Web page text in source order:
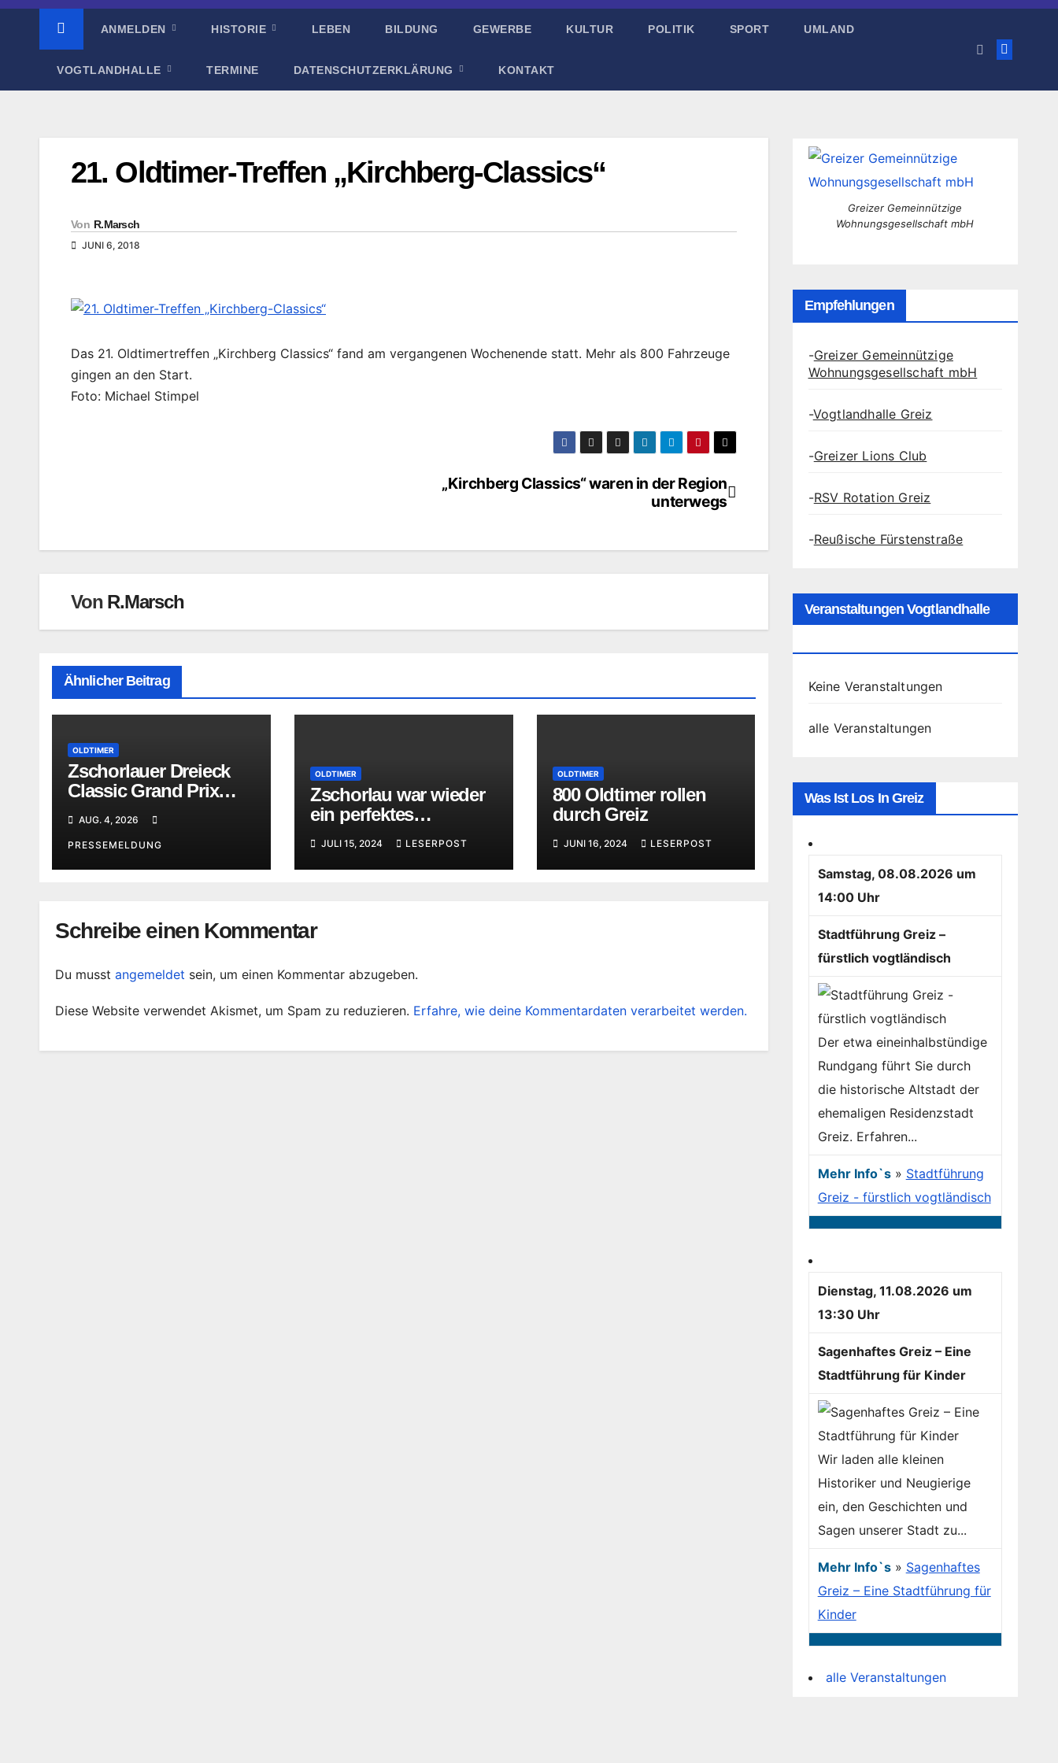
ANMELDEN HISTORIE LEBEN BILDUNG GEWERBE KULTUR POLITIK SPORT UMLAND
VOGTLANDHALLE TERMINE DATENSCHUTZERKLÄRUNG KONTAKT
21. Oldtimer-Treffen „Kirchberg-Classics“
Von R.Marsch
JUNI 6, 2018
Das 21. Oldtimertreffen „Kirchberg Classics“ fand am vergangenen Wochenende statt. Mehr als 800 Fahrzeuge
gingen an den Start.
Foto: Michael Stimpel
„Kirchberg Classics“ waren in der Region
unterwegs
Von R.Marsch
Ähnlicher Beitrag
OLDTIMER
Zschorlauer Dreieck
Classic Grand Prix
aufs nächste Jubiläum
AUG. 4, 2026
PRESSEMELDUNG
OLDTIMER
Zschorlau war wieder
ein perfektes
JULI 15, 2024 LESERPOST
OLDTIMER
800 Oldtimer rollen
durch Greiz
JUNI 16, 2024 LESERPOST
Schreibe einen Kommentar
Du musst angemeldet sein, um einen Kommentar abzugeben.
Diese Website verwendet Akismet, um Spam zu reduzieren. Erfahre, wie deine Kommentardaten verarbeitet werden.
Greizer Gemeinnützige
Wohnungsgesellschaft mbH
Empfehlungen
-Greizer Gemeinnützige
Wohnungsgesellschaft mbH
-Vogtlandhalle Greiz
-Greizer Lions Club
-RSV Rotation Greiz
-Reußische Fürstenstraße
Veranstaltungen Vogtlandhalle
Keine Veranstaltungen
alle Veranstaltungen
Was Ist Los In Greiz
Samstag, 08.08.2026 um
14:00 Uhr
Stadtführung Greiz –
fürstlich vogtländisch
Der etwa eineinhalbstündige
Rundgang führt Sie durch
die historische Altstadt der
ehemaligen Residenzstadt
Greiz. Erfahren...
Mehr Info`s» Stadtführung
Greiz - fürstlich vogtländisch
Dienstag, 11.08.2026 um
13:30 Uhr
Sagenhaftes Greiz – Eine
Stadtführung für Kinder
Wir laden alle kleinen
Historiker und Neugierige
ein, den Geschichten und
Sagen unserer Stadt zu...
Mehr Info`s» Sagenhaftes
Greiz – Eine Stadtführung für
Kinder
alle Veranstaltungen